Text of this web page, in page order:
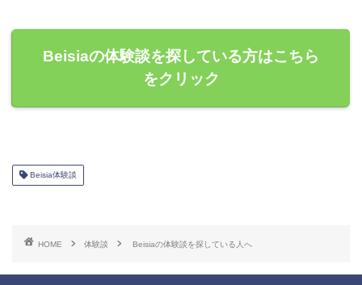
Beisiaの体験談を探している方はこちら
をクリック
Beisia体験談
HOME 体験談 Beisiaの体験談を探している人へ